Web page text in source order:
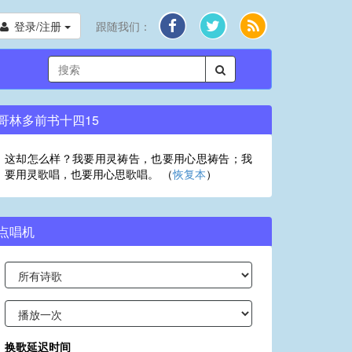
登录/注册 跟随我们：
林多前书十四15
这却怎么样？我要用灵祷告，也要用心思祷告；我
要用灵歌唱，也要用心思歌唱。 （恢复本）
唱机
换歌延迟时间